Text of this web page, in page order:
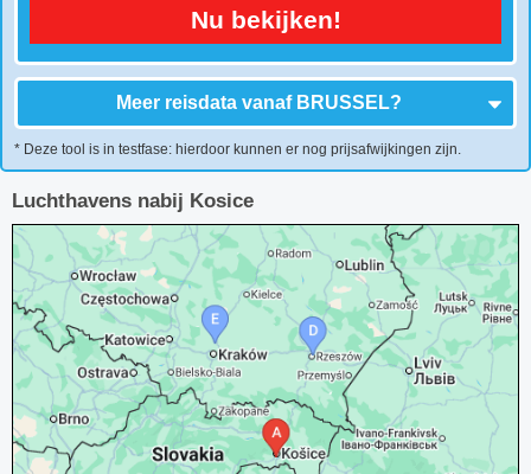
Nu bekijken!
Meer reisdata vanaf BRUSSEL?
* Deze tool is in testfase: hierdoor kunnen er nog prijsafwijkingen zijn.
Luchthavens nabij Kosice